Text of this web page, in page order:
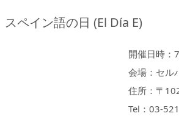
スペイン語の日 (El Día E)
開催日時：
会場：セル
住所：〒
Tel：03-